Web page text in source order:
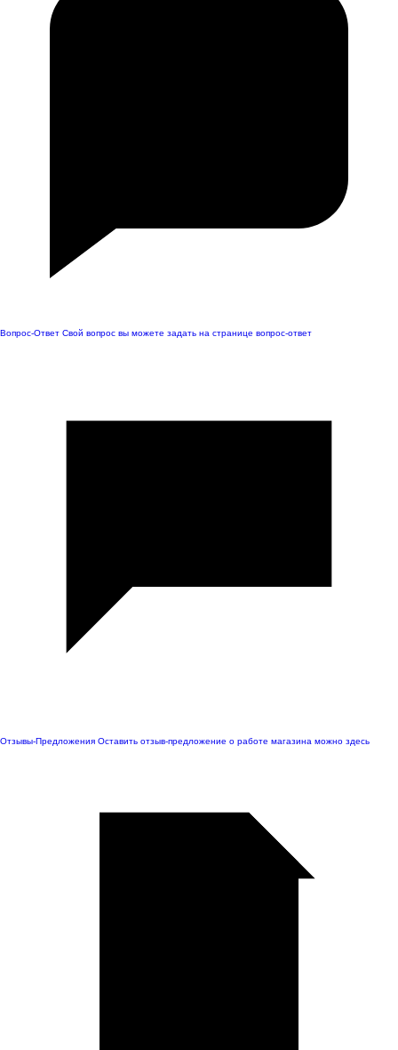
Вопрос-Ответ Свой вопрос вы можете задать на странице вопрос-ответ
Отзывы-Предложения Оставить отзыв-предложение о работе магазина можно здесь